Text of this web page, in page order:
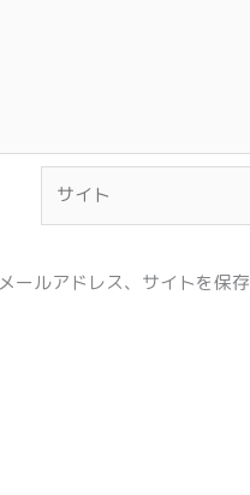
ールアドレス、サイトを保存